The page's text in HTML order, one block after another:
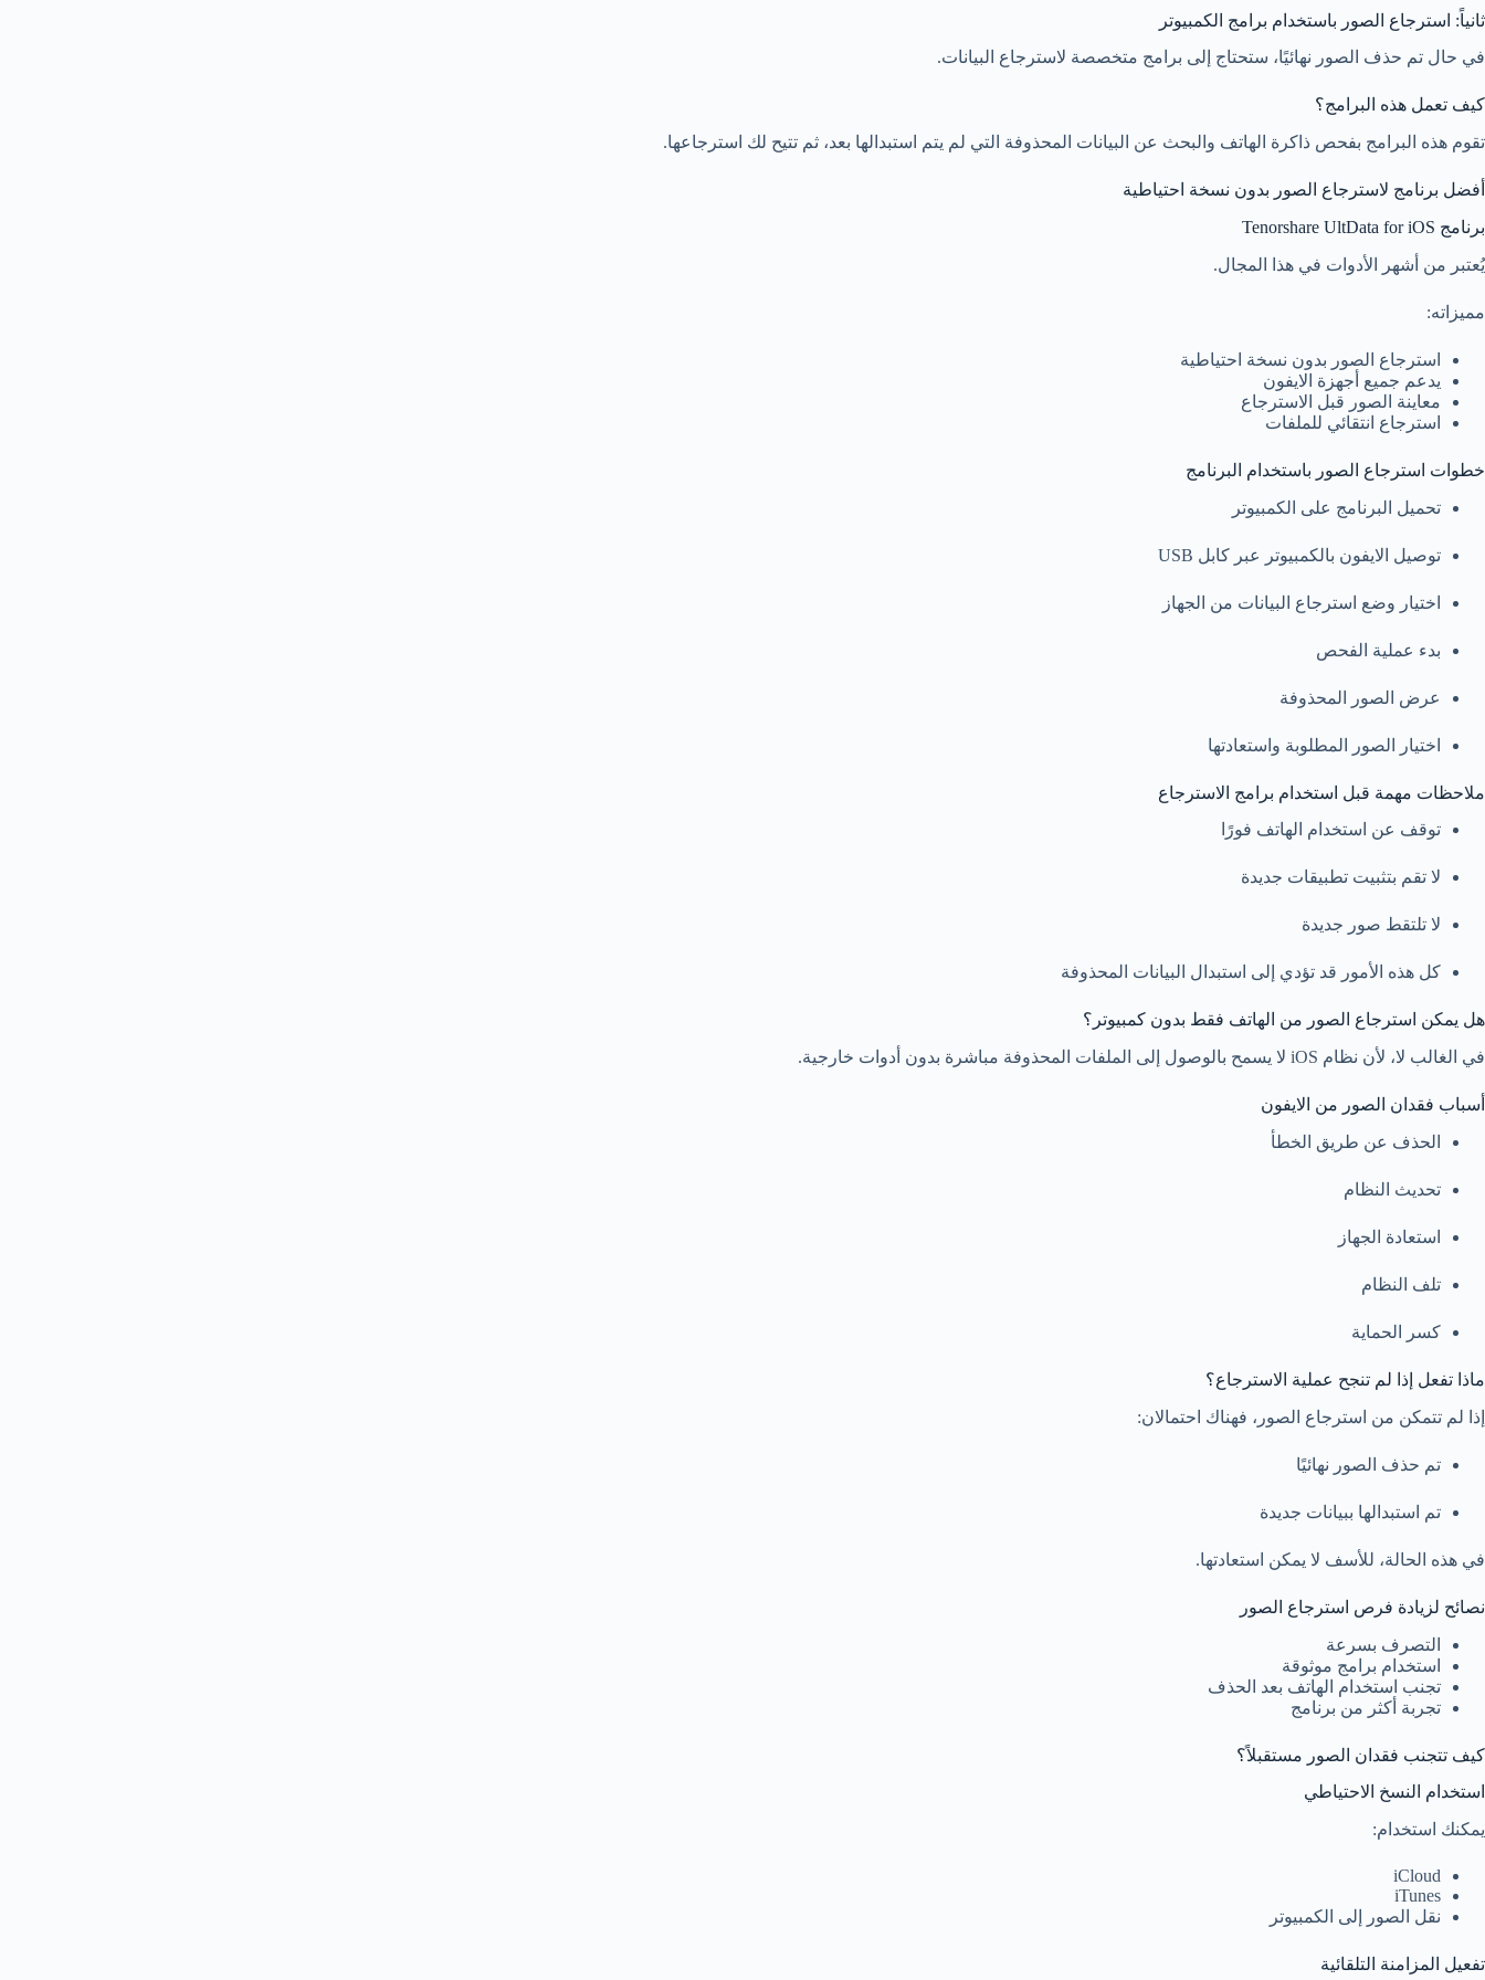
ثانياً: استرجاع الصور باستخدام برامج الكمبيوتر
في حال تم حذف الصور نهائيًا، ستحتاج إلى برامج متخصصة لاسترجاع البيانات.
كيف تعمل هذه البرامج؟
تقوم هذه البرامج بفحص ذاكرة الهاتف والبحث عن البيانات المحذوفة التي لم يتم استبدالها بعد، ثم تتيح لك استرجاعها.
أفضل برنامج لاسترجاع الصور بدون نسخة احتياطية
برنامج Tenorshare UltData for iOS
يُعتبر من أشهر الأدوات في هذا المجال.
مميزاته:
استرجاع الصور بدون نسخة احتياطية
يدعم جميع أجهزة الايفون
معاينة الصور قبل الاسترجاع
استرجاع انتقائي للملفات
خطوات استرجاع الصور باستخدام البرنامج
تحميل البرنامج على الكمبيوتر
توصيل الايفون بالكمبيوتر عبر كابل USB
اختيار وضع استرجاع البيانات من الجهاز
بدء عملية الفحص
عرض الصور المحذوفة
اختيار الصور المطلوبة واستعادتها
ملاحظات مهمة قبل استخدام برامج الاسترجاع
توقف عن استخدام الهاتف فورًا
لا تقم بتثبيت تطبيقات جديدة
لا تلتقط صور جديدة
كل هذه الأمور قد تؤدي إلى استبدال البيانات المحذوفة
هل يمكن استرجاع الصور من الهاتف فقط بدون كمبيوتر؟
في الغالب لا، لأن نظام iOS لا يسمح بالوصول إلى الملفات المحذوفة مباشرة بدون أدوات خارجية.
أسباب فقدان الصور من الايفون
الحذف عن طريق الخطأ
تحديث النظام
استعادة الجهاز
تلف النظام
كسر الحماية
ماذا تفعل إذا لم تنجح عملية الاسترجاع؟
إذا لم تتمكن من استرجاع الصور، فهناك احتمالان:
تم حذف الصور نهائيًا
تم استبدالها ببيانات جديدة
في هذه الحالة، للأسف لا يمكن استعادتها.
نصائح لزيادة فرص استرجاع الصور
التصرف بسرعة
استخدام برامج موثوقة
تجنب استخدام الهاتف بعد الحذف
تجربة أكثر من برنامج
كيف تتجنب فقدان الصور مستقبلاً؟
استخدام النسخ الاحتياطي
يمكنك استخدام:
iCloud
iTunes
نقل الصور إلى الكمبيوتر
تفعيل المزامنة التلقائية